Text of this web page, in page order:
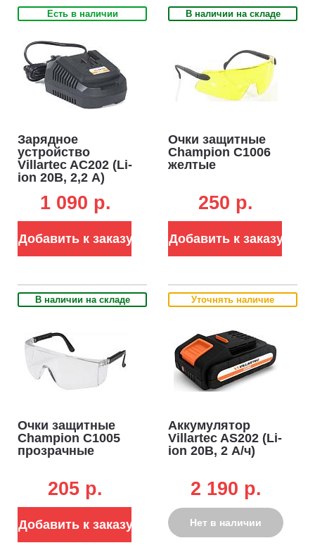
Есть в наличии
Зарядное
устройство
Villartec AC202 (Li-
ion 20В, 2,2 А)
1 090 p.
Добавить к заказу
В наличии на складе
Очки защитные
Champion C1006
желтые
250 p.
Добавить к заказу
В наличии на складе
Очки защитные
Champion C1005
прозрачные
205 p.
Добавить к заказу
Уточнять наличие
Аккумулятор
Villartec AS202 (Li-
ion 20В, 2 А/ч)
2 190 p.
Нет в наличии